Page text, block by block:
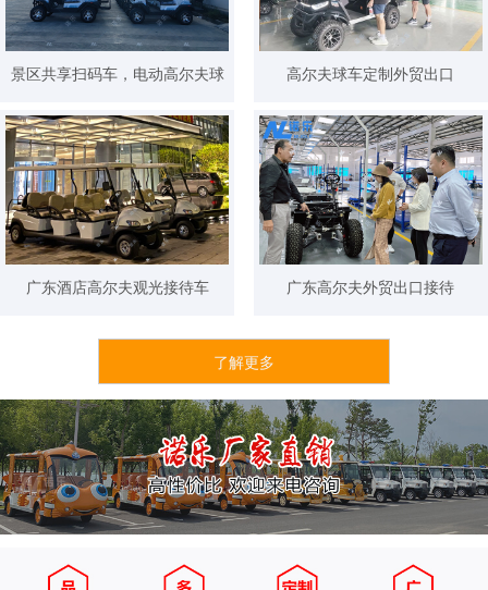
景区共享扫码车，电动高尔夫球
车加高款
高尔夫球车定制外贸出口
广东酒店高尔夫观光接待车 广东高尔夫外贸出口接待
了解更多